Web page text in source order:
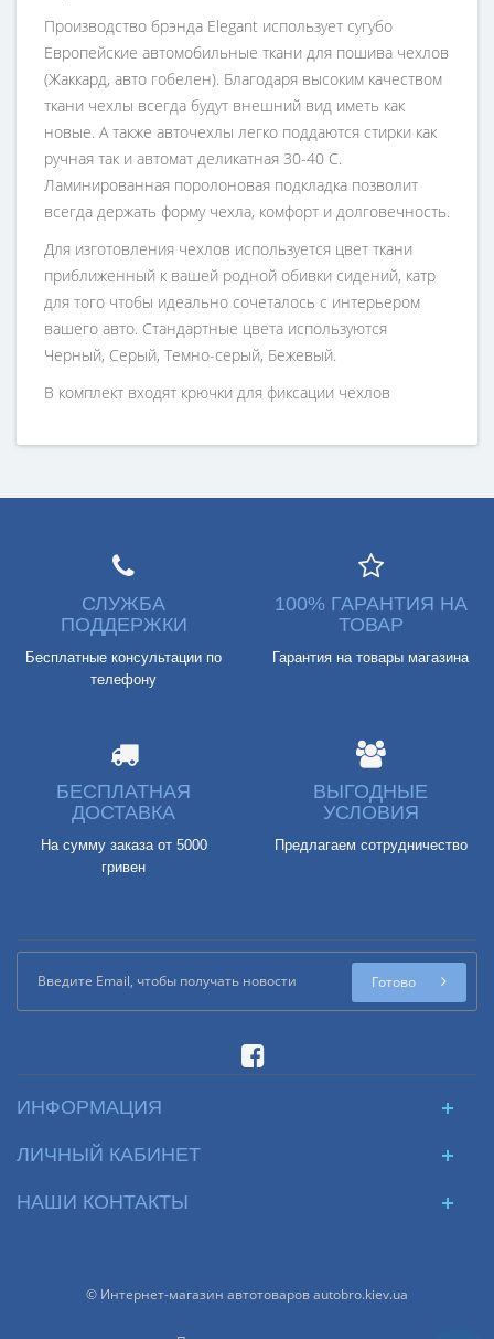
Производство брэнда Elegant использует сугубо
Европейские автомобильные ткани для пошива чехлов
(Жаккард, авто гобелен). Благодаря высоким качеством
ткани чехлы всегда будут внешний вид иметь как
новые. А также авточехлы легко поддаются стирки как
ручная так и автомат деликатная 30-40 С.
Ламинированная поролоновая подкладка позволит
всегда держать форму чехла, комфорт и долговечность.
Для изготовления чехлов используется цвет ткани
приближенный к вашей родной обивки сидений, катр
для того чтобы идеально сочеталось с интерьером
вашего авто. Стандартные цвета используются
Черный, Серый, Темно-серый, Бежевый.
В комплект входят крючки для фиксации чехлов
СЛУЖБА
ПОДДЕРЖКИ
Бесплатные консультации по
телефону
100% ГАРАНТИЯ НА
ТОВАР
Гарантия на товары магазина
БЕСПЛАТНАЯ
ДОСТАВКА
На сумму заказа от 5000
гривен
ВЫГОДНЫЕ
УСЛОВИЯ
Предлагаем сотрудничество
Готово
ИНФОРМАЦИЯ
ЛИЧНЫЙ КАБИНЕТ
НАШИ КОНТАКТЫ
© Интернет-магазин автотоваров autobro.kiev.ua